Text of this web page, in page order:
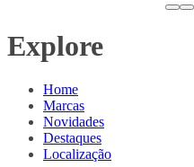
Explore
Home
Marcas
Novidades
Destaques
Localização